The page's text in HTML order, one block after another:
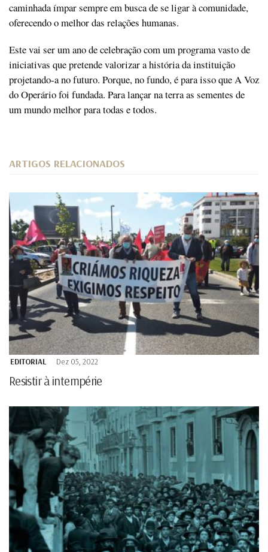
caminhada ímpar sempre em busca de se ligar à comunidade,
oferecendo o melhor das relações humanas.
Este vai ser um ano de celebração com um programa vasto de
iniciativas que pretende valorizar a história da instituição
projetando-a no futuro. Porque, no fundo, é para isso que A Voz
do Operário foi fundada. Para lançar na terra as sementes de
um mundo melhor para todas e todos.
ARTIGOS RELACIONADOS
EDITORIAL Dez 05, 2022
Resistir à intempérie